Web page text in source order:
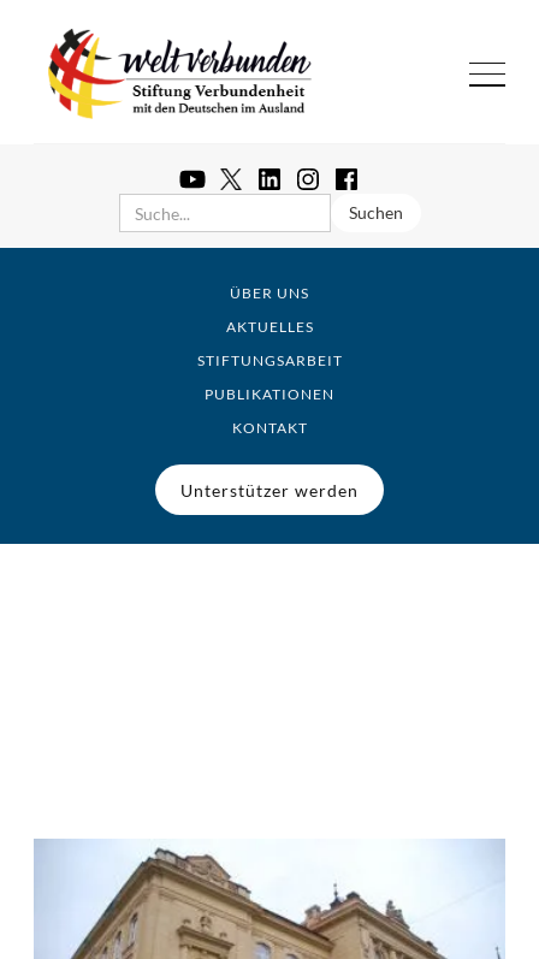
ÜBER UNS
AKTUELLES
STIFTUNGSARBEIT
PUBLIKATIONEN
KONTAKT
Unterstützer werden